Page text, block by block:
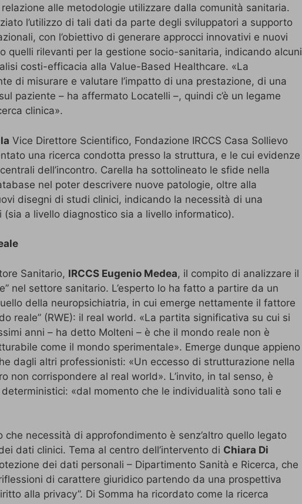
alle metodologie utilizzare dalla comunità sanitaria.
l’utilizzo di tali dati da parte degli sviluppatori a supporto
con l’obiettivo di generare approcci innovativi e nuovi
quelli rilevanti per la gestione socio-sanitaria, indicando alcuni
costi-efficacia alla Value-Based Healthcare. «La
di misurare e valutare l’impatto di una prestazione, di una
paziente – ha affermato Locatelli –, quindi c’è un legame
clinica».
Vice Direttore Scientifico, Fondazione IRCCS Casa Sollievo
una ricerca condotta presso la struttura, e le cui evidenze
dell’incontro. Carella ha sottolineato le sfide nella
nel poter descrivere nuove patologie, oltre alla
disegni di studi clinici, indicando la necessità di una
a livello diagnostico sia a livello informatico).
Sanitario, IRCCS Eugenio Medea, il compito di analizzare il
nel settore sanitario. L’esperto lo ha fatto a partire da un
della neuropsichiatria, in cui emerge nettamente il fattore
reale” (RWE): il real world. «La partita significativa su cui si
anni – ha detto Molteni – è che il mondo reale non è
come il mondo sperimentale». Emerge dunque appieno
dagli altri professionisti: «Un eccesso di strutturazione nella
non corrispondere al real world». L’invito, in tal senso, è
deterministici: «dal momento che le individualità sono tali e
necessità di approfondimento è senz’altro quello legato
dati clinici. Tema al centro dell’intervento di Chiara Di
dei dati personali – Dipartimento Sanità e Ricerca, che
di carattere giuridico partendo da una prospettiva
alla privacy”. Di Somma ha ricordato come la ricerca